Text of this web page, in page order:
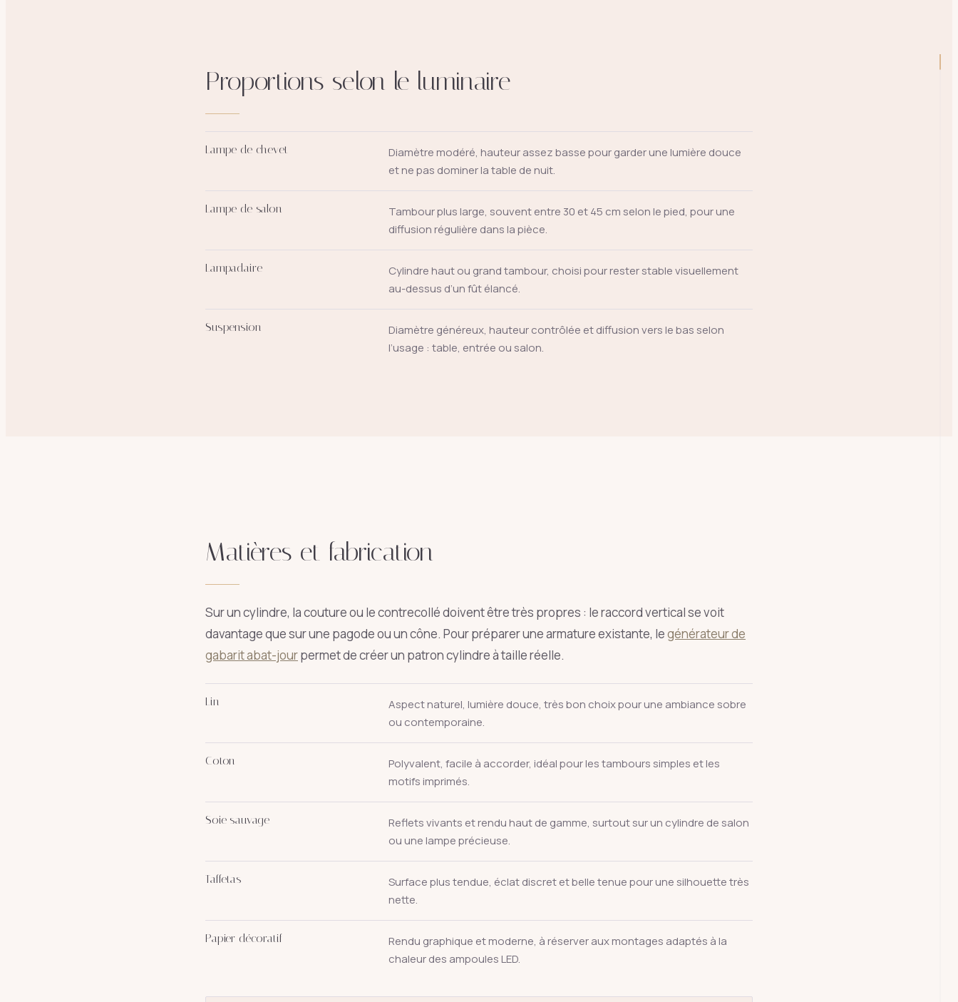
Proportions selon le luminaire
Lampe de chevet
Diamètre modéré, hauteur assez basse pour garder une lumière douce
et ne pas dominer la table de nuit.
Lampe de salon
Tambour plus large, souvent entre 30 et 45 cm selon le pied, pour une
diffusion régulière dans la pièce.
Lampadaire
Cylindre haut ou grand tambour, choisi pour rester stable visuellement
au-dessus d’un fût élancé.
Suspension
Diamètre généreux, hauteur contrôlée et diffusion vers le bas selon
l’usage : table, entrée ou salon.
Matières et fabrication
Sur un cylindre, la couture ou le contrecollé doivent être très propres : le raccord vertical se voit
davantage que sur une pagode ou un cône. Pour préparer une armature existante, legénérateur de
gabarit abat-jourpermet de créer un patron cylindre à taille réelle.
Lin
Aspect naturel, lumière douce, très bon choix pour une ambiance sobre
ou contemporaine.
Coton
Polyvalent, facile à accorder, idéal pour les tambours simples et les
motifs imprimés.
Soie sauvage
Reflets vivants et rendu haut de gamme, surtout sur un cylindre de salon
ou une lampe précieuse.
Taffetas
Surface plus tendue, éclat discret et belle tenue pour une silhouette très
nette.
Papier décoratif
Rendu graphique et moderne, à réserver aux montages adaptés à la
chaleur des ampoules LED.
SUGGESTIONS